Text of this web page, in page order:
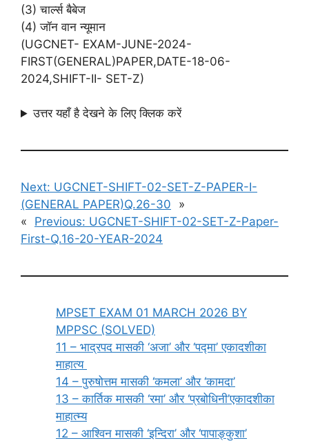
(3) चार्ल्स बैबेज
(4) जॉन वान न्यूमान
(UGCNET- EXAM-JUNE-2024-
FIRST(GENERAL)PAPER,DATE-18-06-
2024,SHIFT-II- SET-Z)
उत्तर यहाँ है देखने के लिए क्लिक करें
Next: UGCNET-SHIFT-02-SET-Z-PAPER-I-
(GENERAL PAPER)Q.26-30
»
«
Previous: UGCNET-SHIFT-02-SET-Z-Paper-
First-Q.16-20-YEAR-2024
MPSET EXAM 01 MARCH 2026 BY
MPPSC (SOLVED)
11 – भाद्रपद मासकी ‘अजा’ और ‘पद्मा’ एकादशीका
माहात्य
14 – पुरुषोत्तम मासकी ‘कमला’ और ‘कामदा’
13 – कार्तिक मासकी ‘रमा’ और ‘प्रबोधिनी’एकादशीका
माहात्म्य
12 – आश्विन मासकी ‘इन्दिरा’ और ‘पापाङ्कुशा’